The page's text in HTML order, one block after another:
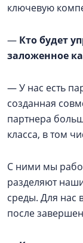
ключевую
— Кто будет
заложенное
— У нас есть
созданная
партнера
класса, в том
С ними мы
разделяют
среды. Для нас
после